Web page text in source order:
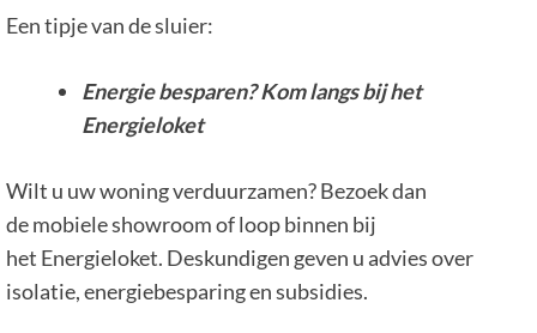
Een tipje van de sluier:
Energie besparen? Kom langs bij het
Energieloket
Wilt u uw woning verduurzamen? Bezoek dan
de mobiele showroom of loop binnen bij
het Energieloket. Deskundigen geven u advies over
isolatie, energiebesparing en subsidies.